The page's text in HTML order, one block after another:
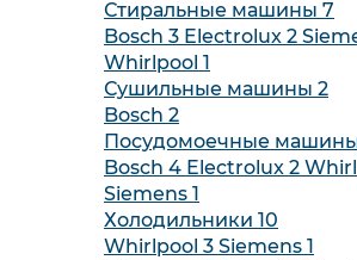
Стиральные машины 7
Bosch 3 Electrolux 2
Whirlpool 1
Сушильные машины 2
Bosch 2
Посудомоечные
Bosch 4 Electrolux 2
Siemens 1
Холодильники 10
Whirlpool 3 Siemens 1